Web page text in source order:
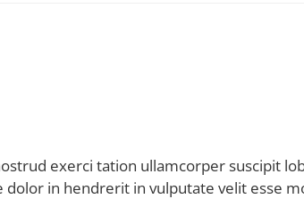
exerci tation ullamcorper suscipit
in hendrerit in vulputate velit esse